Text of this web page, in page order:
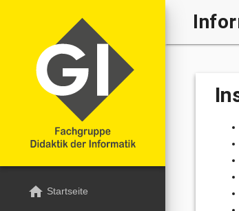
home Startseite